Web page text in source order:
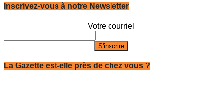
Inscrivez-vous à notre Newsletter
Votre courriel
La Gazette est-elle près de chez vous ?